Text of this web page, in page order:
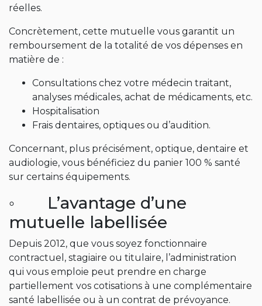
réelles.
Concrètement, cette mutuelle vous garantit un
remboursement de la totalité de vos dépenses en
matière de :
Consultations chez votre médecin traitant,
analyses médicales, achat de médicaments, etc.
Hospitalisation
Frais dentaires, optiques ou d’audition.
Concernant, plus précisément, optique, dentaire et
audiologie, vous bénéficiez du panier 100 % santé
sur certains équipements.
◦ L’avantage d’une
mutuelle labellisée
Depuis 2012, que vous soyez fonctionnaire
contractuel, stagiaire ou titulaire, l’administration
qui vous emploie peut prendre en charge
partiellement vos cotisations à une complémentaire
santé labellisée ou à un contrat de prévoyance.